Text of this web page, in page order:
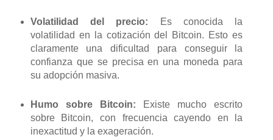
Volatilidad del precio: Es conocida la
volatilidad en la cotización del Bitcoin. Esto es
claramente una dificultad para conseguir la
confianza que se precisa en una moneda para
su adopción masiva.
Humo sobre Bitcoin: Existe mucho escrito
sobre Bitcoin, con frecuencia cayendo en la
inexactitud y la exageración.